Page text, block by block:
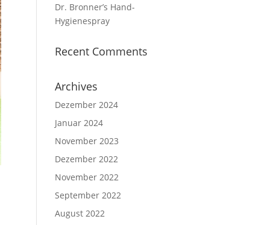
Dr. Bronner’s Hand-
Hygienespray
Recent Comments
Archives
Dezember 2024
Januar 2024
November 2023
Dezember 2022
November 2022
September 2022
August 2022